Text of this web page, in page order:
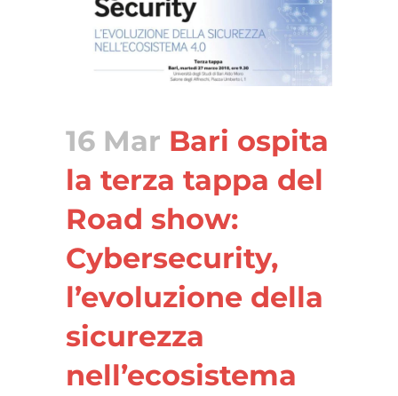
16 Mar Bari ospita
la terza tappa del
Road show:
Cybersecurity,
l’evoluzione della
sicurezza
nell’ecosistema